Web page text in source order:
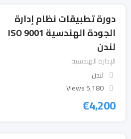
دورة تطبيقات نظام إدارة
الجودة الهندسية ISO 9001
لندن
الإدارة الهندسية
لندن
5٬180 Views
€4,200